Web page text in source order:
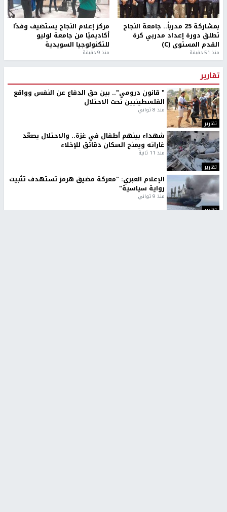
بمشاركة 25 مدرباً.. جامعة النجاح
تطلق دورة إعداد مدربي كرة
القدم المستوى (C)
منذ 51 دقيقة
مركز إعلام النجاح يستضيف وفدًا
أكاديميًا من جامعة لوليو
للتكنولوجيا السويدية
منذ 9 دقيقة
تقارير
تقارير
" قانون درومي".. بين حق الدفاع عن النفس وواقع
الفلسطينيين تحت الاحتلال
منذ 8 ثواني
تقارير
شهداء بينهم أطفال في غزة.. والاحتلال يصعّد
غاراته ويمنح السكان دقائق للإخلاء
منذ 11 ثانية
تقارير
الإعلام العبري: "معركة مضيق هرمز تستهدف تثبيت
رواية سياسية"
منذ 9 ثواني